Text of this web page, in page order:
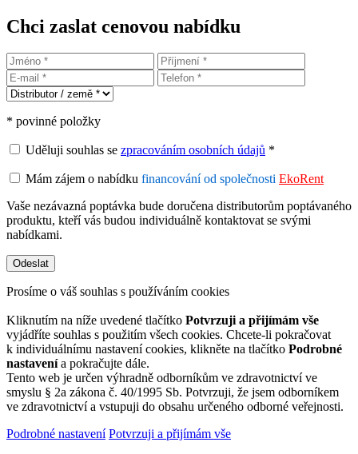
Chci zaslat cenovou nabídku
* povinné položky
Uděluji souhlas se zpracováním osobních údajů *
Mám zájem o nabídku financování od společnosti EkoRent
Vaše nezávazná poptávka bude doručena distributorům poptávaného
produktu, kteří vás budou individuálně kontaktovat se svými
nabídkami.
Prosíme o váš souhlas s používáním cookies
Kliknutím na níže uvedené tlačítko Potvrzuji a přijímám vše
vyjádříte souhlas s použitím všech cookies. Chcete-li pokračovat
k individuálnímu nastavení cookies, klikněte na tlačítko Podrobné
nastavenía pokračujte dále.
Tento web je určen výhradně odborníkům ve zdravotnictví ve
smyslu § 2a zákona č. 40/1995 Sb. Potvrzuji, že jsem odborníkem
ve zdravotnictví a vstupuji do obsahu určeného odborné veřejnosti.
Podrobné nastavení Potvrzuji a přijímám vše